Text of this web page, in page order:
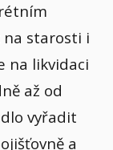
na starosti i
na likvidaci
až od
vyřadit
a